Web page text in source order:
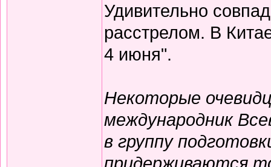
Удивительно
расстрелом. В
4 июня".
Некоторые
международник
в группу